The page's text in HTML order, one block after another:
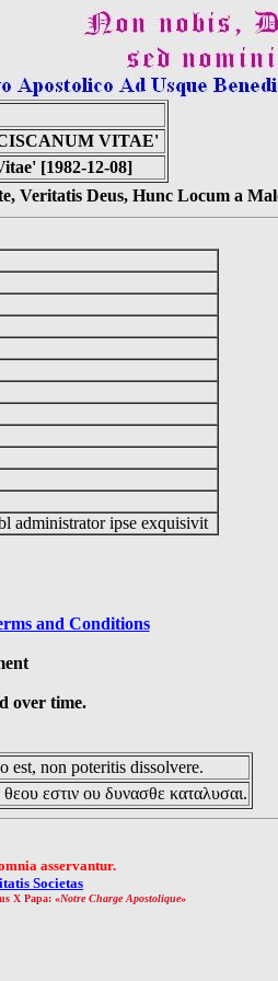
VITAE'
[1982-12-08]
Veritatis Deus, Hunc Locum a
administrator ipse exquisivit
and Conditions
over time.
est, non poteritis dissolvere.
εστιν ου δυνασθε καταλυσαι.
asservantur.
Societas
X Papa: «Notre Charge Apostolique»